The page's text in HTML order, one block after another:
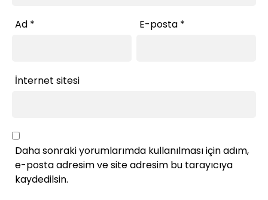
Ad * E-posta *
İnternet sitesi
Daha sonraki yorumlarımda kullanılması için adım,
e-posta adresim ve site adresim bu tarayıcıya
kaydedilsin.